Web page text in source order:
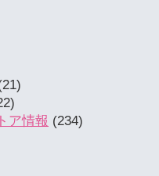
ア情報 (234)